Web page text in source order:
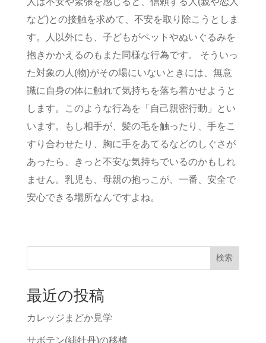
など)との接触を求めて、不安を取り除こうとしま
す。人以外にも、子どもがペットやぬいぐるみを
抱きかかえるのもまた同様な行為です。 そういっ
た対象の人(物)がその場にいないときには、無意
識に自身の体に触れて気持ちを落ち着かせようと
します。このような行為を「自己親密行動」とい
います。もし相手が、髪の毛を触ったり、手をこ
すり合わせたり、胸に手をあてるなどのしぐさが
あったら、きっと不安な気持ちでいるのかもしれ
ません。乳児も、母親の抱っこが、一番、安全で
安心できる場所なんですよね。
検索
最近の投稿
カレッジまどか見学
サボテン(緋牡丹)の移植